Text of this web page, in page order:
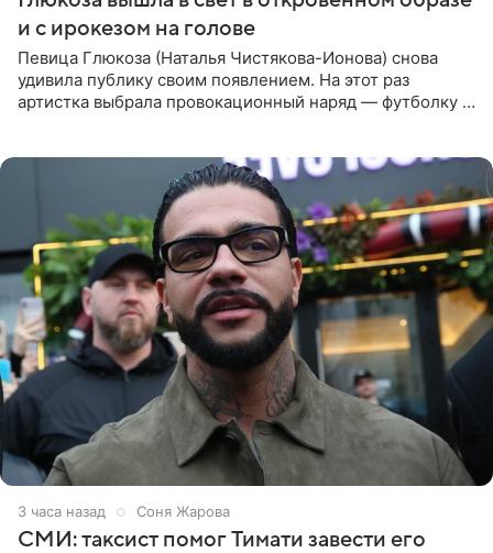
и с ирокезом на голове
Певица Глюкоза (Наталья Чистякова-Ионова) снова
удивила публику своим появлением. На этот раз
артистка выбрала провокационный наряд — футболку с
3 часа назад Соня Жарова
СМИ: таксист помог Тимати завести его